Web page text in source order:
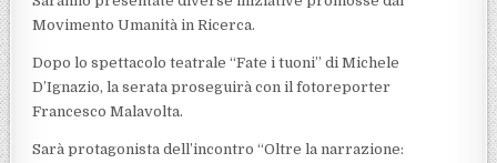
Movimento Umanità in Ricerca.
Dopo lo spettacolo teatrale “Fate i tuoni” di Michele
D’Ignazio, la serata proseguirà con il fotoreporter
Francesco Malavolta.
Sarà protagonista dell’incontro “Oltre la narrazione: